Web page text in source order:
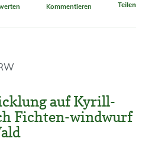
Kommentieren Teilen
auf Kyrill-
Fichten-windwurf